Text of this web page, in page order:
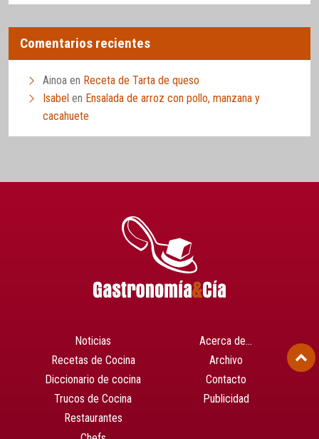
Comentarios recientes
Ainoa en Receta de Tarta de queso
Isabel en Ensalada de arroz con pollo, manzana y
cacahuete
Noticias
Recetas de Cocina
Diccionario de cocina
Trucos de Cocina
Restaurantes
Acerca de…
Archivo
Contacto
Publicidad